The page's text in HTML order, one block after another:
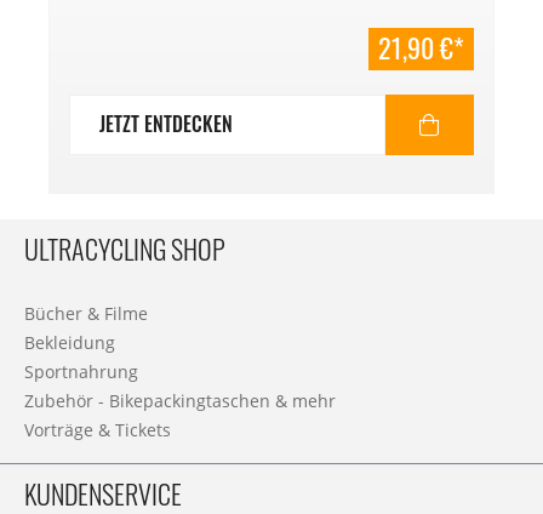
21,90 €*
JETZT ENTDECKEN
ULTRACYCLING SHOP
Bücher & Filme
Bekleidung
Sportnahrung
Zubehör - Bikepackingtaschen & mehr
Vorträge & Tickets
KUNDENSERVICE